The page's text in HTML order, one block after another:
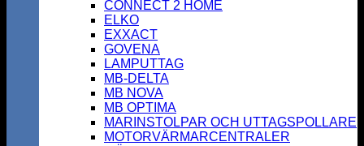
CONNECT 2 HOME
ELKO
EXXACT
GOVENA
LAMPUTTAG
MB-DELTA
MB NOVA
MB OPTIMA
MARINSTOLPAR OCH UTTAGSPOLLARE
MOTORVÄRMARCENTRALER